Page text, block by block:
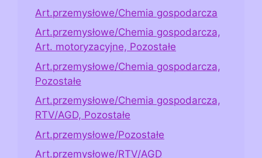
Art.przemysłowe/Chemia gospodarcza
Art.przemysłowe/Chemia gospodarcza,
Art. motoryzacyjne, Pozostałe
Art.przemysłowe/Chemia gospodarcza,
Pozostałe
Art.przemysłowe/Chemia gospodarcza,
RTV/AGD, Pozostałe
Art.przemysłowe/Pozostałe
Art.przemysłowe/RTV/AGD